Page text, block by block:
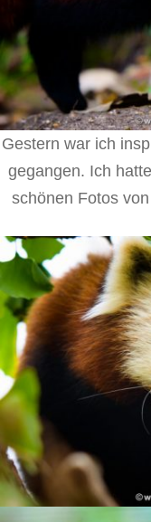
Gestern war ich
gegangen. Ich
schönen Fotos